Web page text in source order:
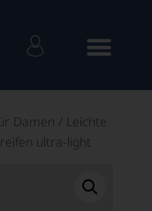
Damen / Leichte
ultra-light